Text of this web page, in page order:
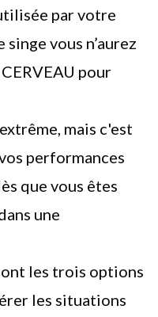
par votre
vous n’aurez
pour
mais c'est
performances
que vous êtes
une
les trois options
les situations